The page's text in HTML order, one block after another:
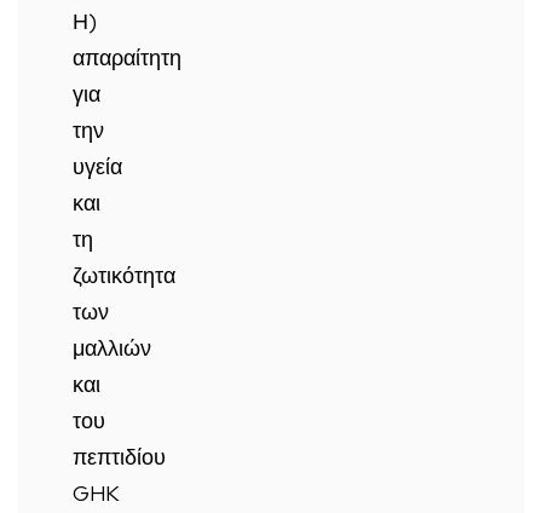
Η)
απαραίτητη
για
την
υγεία
και
τη
ζωτικότητα
των
μαλλιών
και
του
πεπτιδίου
GHK